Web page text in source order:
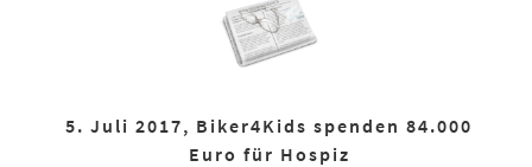
5. Juli 2017, Biker4Kids spenden 84.000
Euro für Hospiz